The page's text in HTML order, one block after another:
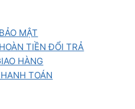
MẬT
TIỀN ĐỔI TRẢ
HÀNG
TOÁN